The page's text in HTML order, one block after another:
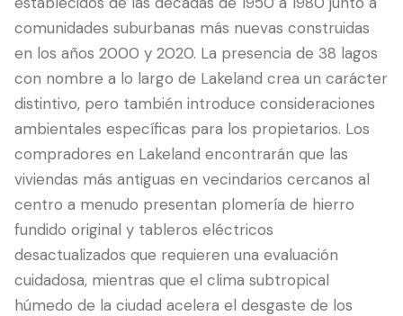
LANGUAGE
Português
407-205-7228
Agendar Inspección
comunidades suburbanas más nuevas construidas
en los años 2000 y 2020. La presencia de 38 lagos
con nombre a lo largo de Lakeland crea un carácter
distintivo, pero también introduce consideraciones
ambientales específicas para los propietarios. Los
compradores en Lakeland encontrarán que las
viviendas más antiguas en vecindarios cercanos al
centro a menudo presentan plomería de hierro
fundido original y tableros eléctricos
desactualizados que requieren una evaluación
cuidadosa, mientras que el clima subtropical
húmedo de la ciudad acelera el desgaste de los